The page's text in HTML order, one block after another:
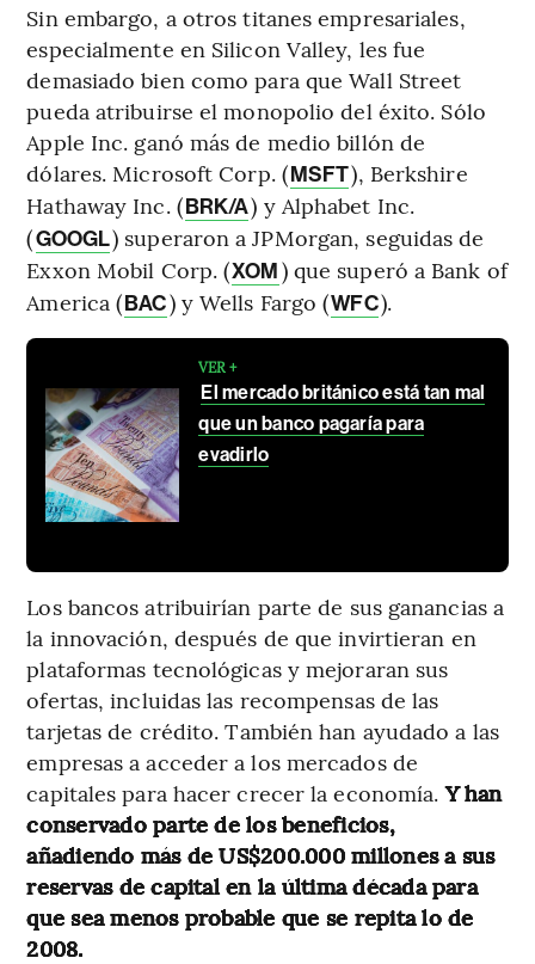
Sin embargo, a otros titanes empresariales,
especialmente en Silicon Valley, les fue
demasiado bien como para que Wall Street
pueda atribuirse el monopolio del éxito. Sólo
Apple Inc. ganó más de medio billón de
dólares. Microsoft Corp. (MSFT), Berkshire
Hathaway Inc. (BRK/A) y Alphabet Inc.
(GOOGL) superaron a JPMorgan, seguidas de
Exxon Mobil Corp. (XOM) que superó a Bank of
America (BAC) y Wells Fargo (WFC).
VER +
El mercado británico está tan mal
que un banco pagaría para
evadirlo
Los bancos atribuirían parte de sus ganancias a
la innovación, después de que invirtieran en
plataformas tecnológicas y mejoraran sus
ofertas, incluidas las recompensas de las
tarjetas de crédito. También han ayudado a las
empresas a acceder a los mercados de
capitales para hacer crecer la economía.Y han
conservado parte de los beneficios,
añadiendo más de US$200.000 millones a sus
reservas de capital en la última década para
que sea menos probable que se repita lo de
2008.